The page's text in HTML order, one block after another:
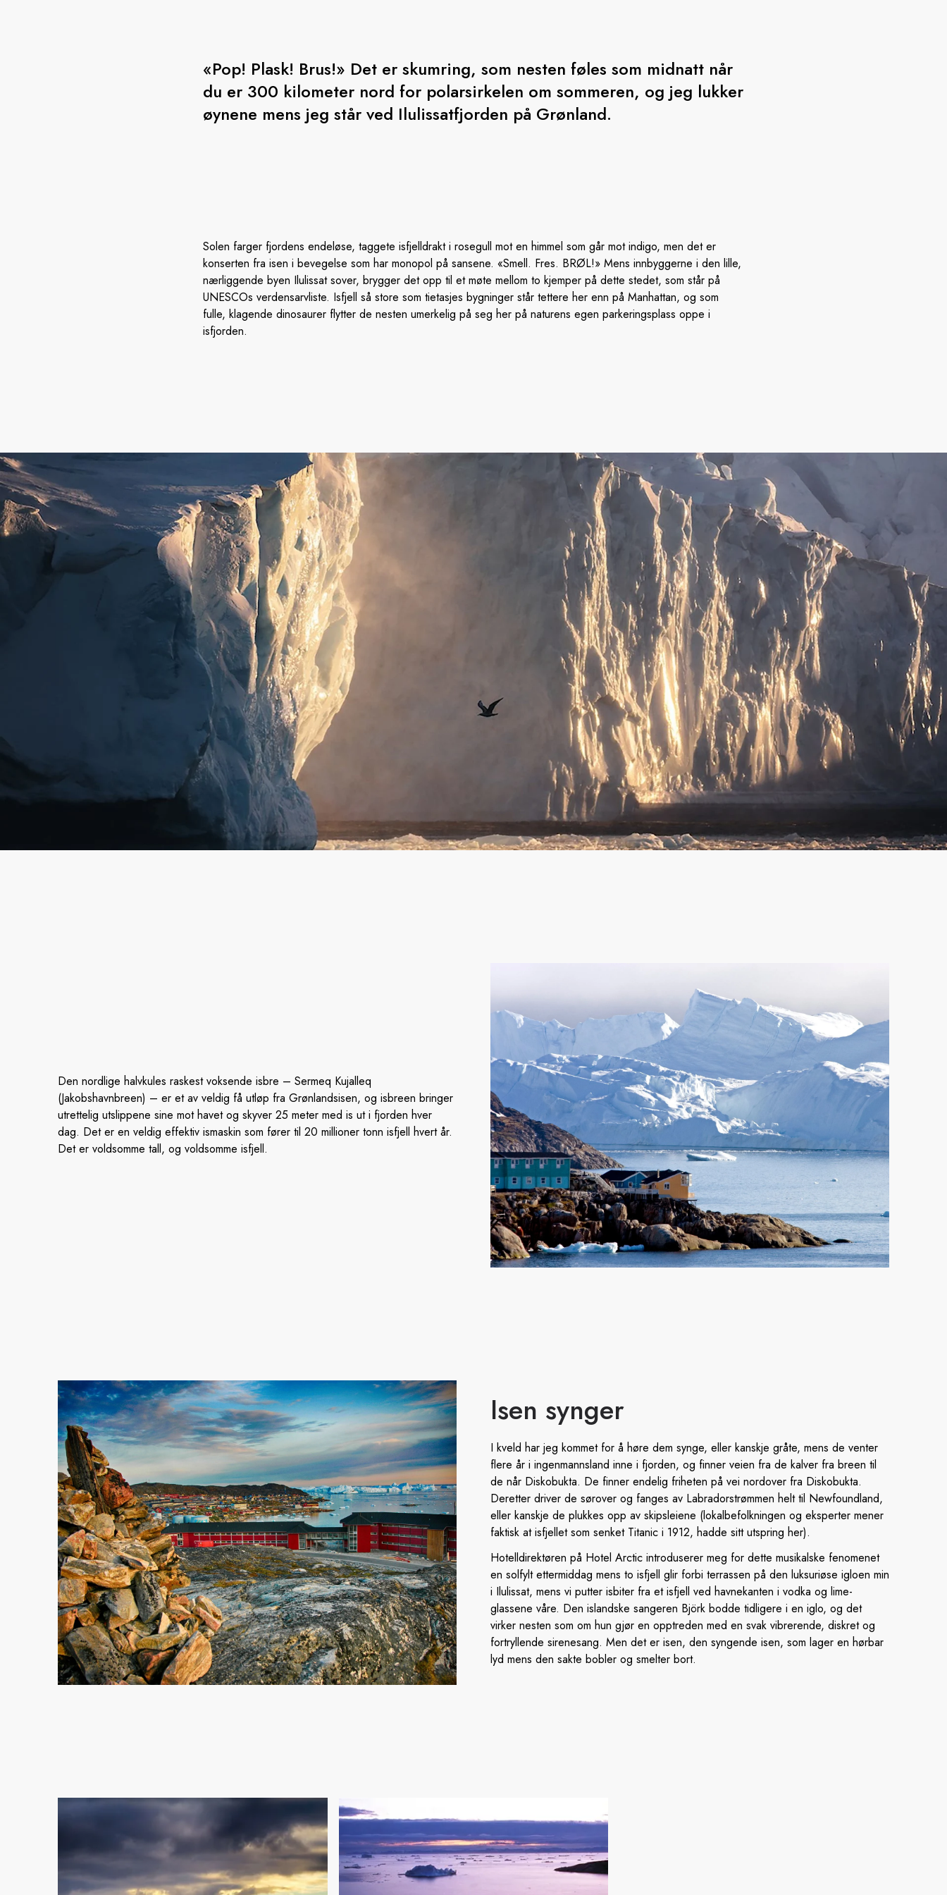
«Pop! Plask! Brus!» Det er skumring, som nesten føles som midnatt når
du er 300 kilometer nord for polarsirkelen om sommeren, og jeg lukker
øynene mens jeg står ved Ilulissatfjorden på Grønland.
Solen farger fjordens endeløse, taggete isfjelldrakt i rosegull mot en himmel som går mot indigo, men det er
konserten fra isen i bevegelse som har monopol på sansene. «Smell. Fres. BRØL!» Mens innbyggerne i den lille,
nærliggende byen Ilulissat sover, brygger det opp til et møte mellom to kjemper på dette stedet, som står på
UNESCOs verdensarvliste. Isfjell så store som tietasjes bygninger står tettere her enn på Manhattan, og som
fulle, klagende dinosaurer flytter de nesten umerkelig på seg her på naturens egen parkeringsplass oppe i
isfjorden.
Den nordlige halvkules raskest voksende isbre – Sermeq Kujalleq
(Jakobshavnbreen) – er et av veldig få utløp fra Grønlandsisen, og isbreen bringer
utrettelig utslippene sine mot havet og skyver 25 meter med is ut i fjorden hver
dag. Det er en veldig effektiv ismaskin som fører til 20 millioner tonn isfjell hvert år.
Det er voldsomme tall, og voldsomme isfjell.
Isen synger
I kveld har jeg kommet for å høre dem synge, eller kanskje gråte, mens de venter
flere år i ingenmannsland inne i fjorden, og finner veien fra de kalver fra breen til
de når Diskobukta. De finner endelig friheten på vei nordover fra Diskobukta.
Deretter driver de sørover og fanges av Labradorstrømmen helt til Newfoundland,
eller kanskje de plukkes opp av skipsleiene (lokalbefolkningen og eksperter mener
faktisk at isfjellet som senket Titanic i 1912, hadde sitt utspring her).
Hotelldirektøren på Hotel Arctic introduserer meg for dette musikalske fenomenet
en solfylt ettermiddag mens to isfjell glir forbi terrassen på den luksuriøse igloen min
i Ilulissat, mens vi putter isbiter fra et isfjell ved havnekanten i vodka og lime-
glassene våre. Den islandske sangeren Björk bodde tidligere i en iglo, og det
virker nesten som om hun gjør en opptreden med en svak vibrerende, diskret og
fortryllende sirenesang. Men det er isen, den syngende isen, som lager en hørbar
lyd mens den sakte bobler og smelter bort.